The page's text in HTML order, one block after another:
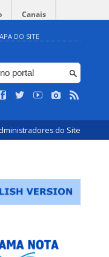
Canais
DO SITE
do Site